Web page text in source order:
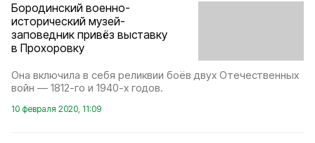
Бородинский военно-
исторический музей-
заповедник привёз выставку
в Прохоровку
Она включила в себя реликвии боёв двух Отечественных
войн — 1812-го и 1940-х годов.
10 февраля 2020, 11:09